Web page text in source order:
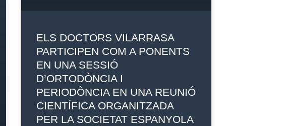
ELS DOCTORS VILARRASA
PARTICIPEN COM A PONENTS
EN UNA SESSIÓ
D’ORTODÒNCIA I
PERIODÒNCIA EN UNA REUNIÓ
CIENTÍFICA ORGANITZADA
PER LA SOCIETAT ESPANYOLA